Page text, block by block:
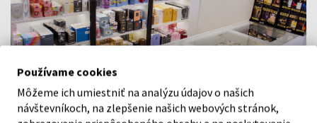
Používame cookies
Môžeme ich umiestniť na analýzu údajov o našich
návštevníkoch, na zlepšenie našich webových stránok,